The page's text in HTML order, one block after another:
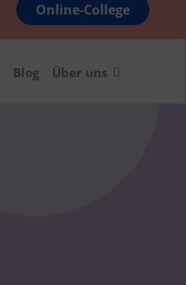
Online-College
Blog Über uns